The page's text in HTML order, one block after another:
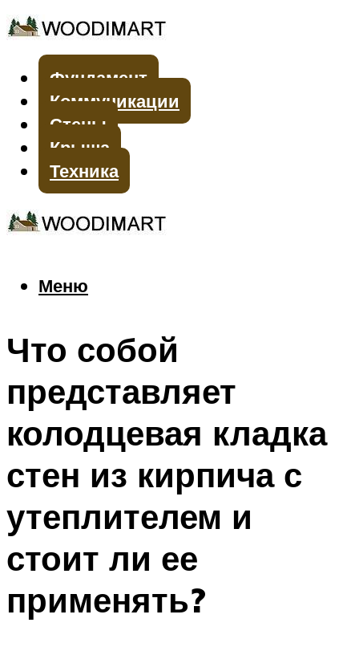
Фундамент
Коммуникации
Стены
Крыша
Техника
Меню
Меню
Что собой
представляет
колодцевая кладка
стен из кирпича с
утеплителем и
стоит ли ее
применять?